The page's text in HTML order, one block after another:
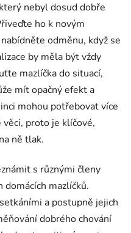
nebyl dosud dobře
ho k novým
odměnu, když se
by měla být vždy
mazlíčka do situací,
mít opačný efekt a
mohou potřebovat více
věci, proto je klíčové,
ně tlak.
s různými členy
mazlíčků.
a postupně jejich
dobrého chování